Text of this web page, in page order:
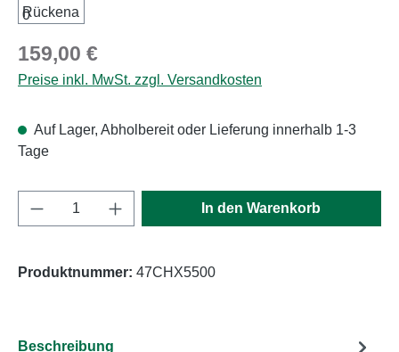
Regulärer Preis:
159,00 €
Preise inkl. MwSt. zzgl. Versandkosten
Auf Lager, Abholbereit oder Lieferung innerhalb 1-3
Tage
Produkt Anzahl: Gib den gewünschten
In den Warenkorb
Produktnummer: 47CHX5500
Beschreibung